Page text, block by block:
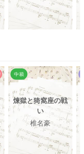
煉獄と猗窩座の戦
い
椎名豪